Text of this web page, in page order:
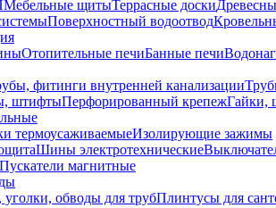
Мебельные щитыТеррасные доски
Поверхностный водоотвод
Отопительные печиБанные печи
фитинги внутренней канализации
штифтыПерфорированный крепежГайки,
термоусаживаемыеИзолирующие зажимы
Шины электротехнические
Пускатели магнитные
обводы для трубПлинтусы для